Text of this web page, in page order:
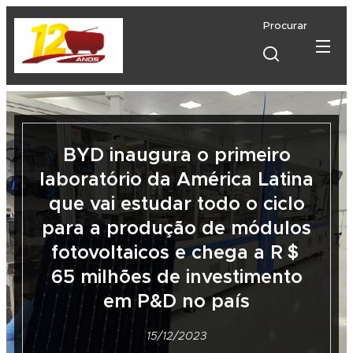
Procurar
BYD inaugura o primeiro
laboratório da América Latina
que vai estudar todo o ciclo
para a produção de módulos
fotovoltaicos e chega a R＄
65 milhões de investimento
em P&D no país
15/12/2023